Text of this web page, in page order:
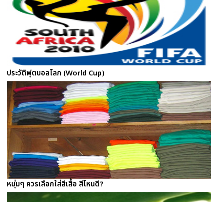
ประวัติฟุตบอลโลก (World Cup)
หนุ่มๆ ควรเลือกใส่สีเสื้อ สีไหนดี?